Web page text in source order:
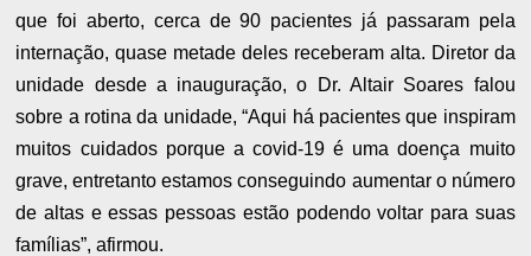
que foi aberto, cerca de 90 pacientes já passaram pela
internação, quase metade deles receberam alta. Diretor da
unidade desde a inauguração, o Dr. Altair Soares falou
sobre a rotina da unidade, “Aqui há pacientes que inspiram
muitos cuidados porque a covid-19 é uma doença muito
grave, entretanto estamos conseguindo aumentar o número
de altas e essas pessoas estão podendo voltar para suas
famílias”, afirmou.